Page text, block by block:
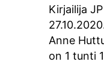
Kirjailija
Anne
on 1 tunti